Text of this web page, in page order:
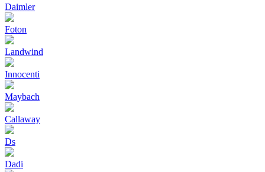
Daimler
Foton
Landwind
Innocenti
Maybach
Callaway
Ds
Dadi